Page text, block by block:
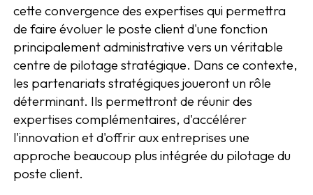
cette convergence des expertises qui permettra
de faire évoluer le poste client d'une fonction
principalement administrative vers un véritable
centre de pilotage stratégique. Dans ce contexte,
les partenariats stratégiques joueront un rôle
déterminant. Ils permettront de réunir des
expertises complémentaires, d'accélérer
l'innovation et d'offrir aux entreprises une
approche beaucoup plus intégrée du pilotage du
poste client.